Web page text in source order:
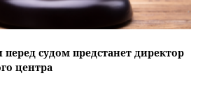
судом предстанет директор
центра